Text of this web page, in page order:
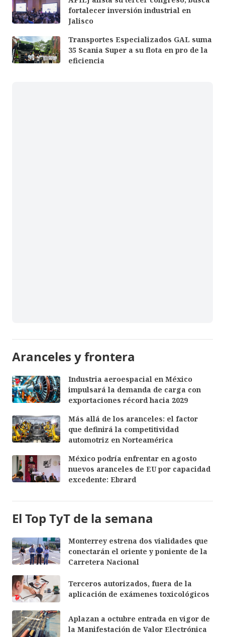
fortalecer inversión industrial en
Jalisco
Transportes Especializados GAL suma
35 Scania Super a su flota en pro de la
eficiencia
Aranceles y frontera
Industria aeroespacial en México
impulsará la demanda de carga con
exportaciones récord hacia 2029
Más allá de los aranceles: el factor
que definirá la competitividad
automotriz en Norteamérica
México podría enfrentar en agosto
nuevos aranceles de EU por capacidad
excedente: Ebrard
El Top TyT de la semana
Monterrey estrena dos vialidades que
conectarán el oriente y poniente de la
Carretera Nacional
Terceros autorizados, fuera de la
aplicación de exámenes toxicológicos
Aplazan a octubre entrada en vigor de
la Manifestación de Valor Electrónica